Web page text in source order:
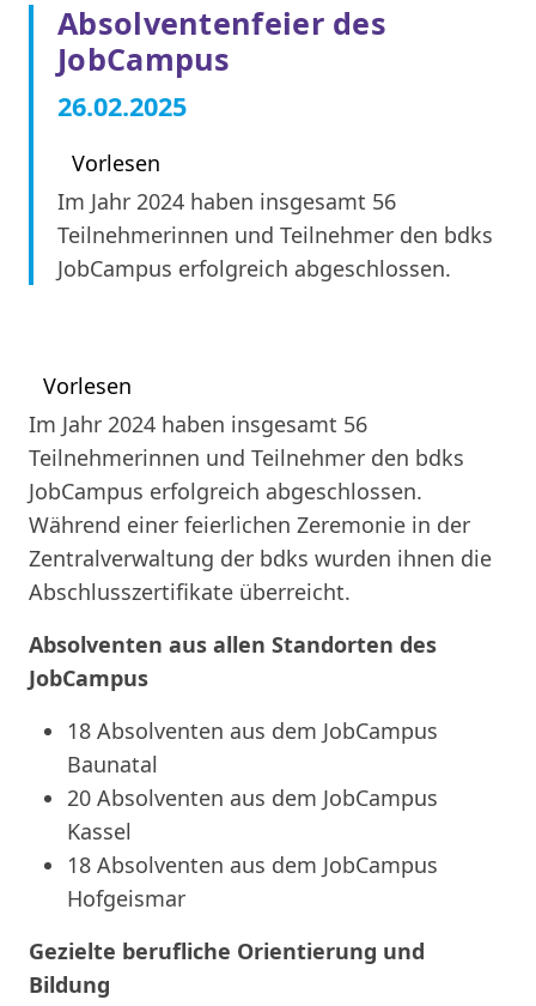
Absolventenfeier des
JobCampus
26.02.2025
Vorlesen
Im Jahr 2024 haben insgesamt 56
Teilnehmerinnen und Teilnehmer den bdks
JobCampus erfolgreich abgeschlossen.
Vorlesen
Im Jahr 2024 haben insgesamt 56
Teilnehmerinnen und Teilnehmer den bdks
JobCampus erfolgreich abgeschlossen.
Während einer feierlichen Zeremonie in der
Zentralverwaltung der bdks wurden ihnen die
Abschlusszertifikate überreicht.
Absolventen aus allen Standorten des
JobCampus
18 Absolventen aus dem JobCampus
Baunatal
20 Absolventen aus dem JobCampus
Kassel
18 Absolventen aus dem JobCampus
Hofgeismar
Gezielte berufliche Orientierung und
Bildung